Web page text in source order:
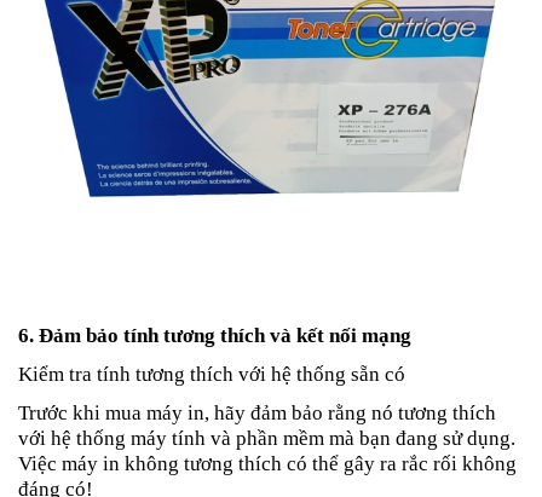
6. Đảm bảo tính tương thích và kết nối mạng
Kiểm tra tính tương thích với hệ thống sẵn có
Trước khi mua máy in, hãy đảm bảo rằng nó tương thích
với hệ thống máy tính và phần mềm mà bạn đang sử dụng.
Việc máy in không tương thích có thể gây ra rắc rối không
đáng có!